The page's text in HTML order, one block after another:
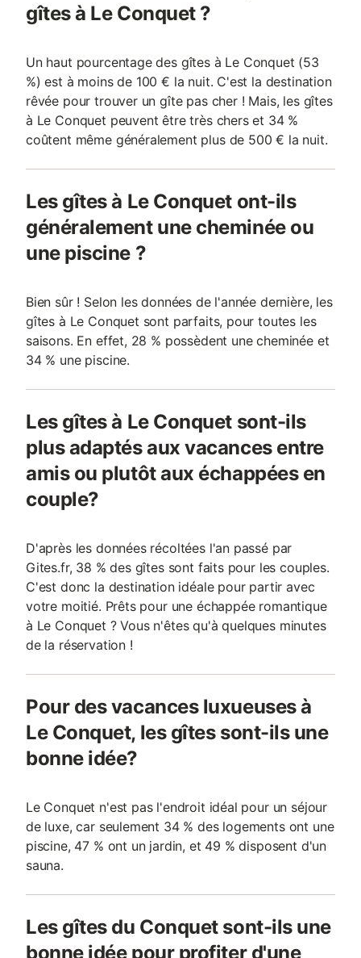
gîtes à Le Conquet ?
Un haut pourcentage des gîtes à Le Conquet (53
%) est à moins de 100 € la nuit. C'est la destination
rêvée pour trouver un gîte pas cher ! Mais, les gîtes
à Le Conquet peuvent être très chers et 34 %
coûtent même généralement plus de 500 € la nuit.
Les gîtes à Le Conquet ont-ils
généralement une cheminée ou
une piscine ?
Bien sûr ! Selon les données de l'année dernière, les
gîtes à Le Conquet sont parfaits, pour toutes les
saisons. En effet, 28 % possèdent une cheminée et
34 % une piscine.
Les gîtes à Le Conquet sont-ils
plus adaptés aux vacances entre
amis ou plutôt aux échappées en
couple?
D'après les données récoltées l'an passé par
Gites.fr, 38 % des gîtes sont faits pour les couples.
C'est donc la destination idéale pour partir avec
votre moitié. Prêts pour une échappée romantique
à Le Conquet ? Vous n'êtes qu'à quelques minutes
de la réservation !
Pour des vacances luxueuses à
Le Conquet, les gîtes sont-ils une
bonne idée?
Le Conquet n'est pas l'endroit idéal pour un séjour
de luxe, car seulement 34 % des logements ont une
piscine, 47 % ont un jardin, et 49 % disposent d'un
sauna.
Les gîtes du Conquet sont-ils une
bonne idée pour profiter d'une